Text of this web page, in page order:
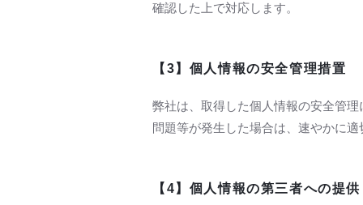
確認した上で対応します。
【3】個人情報の安全管理措置
弊社は、取得した個人情報の安全管
問題等が発生した場合は、速やかに
【4】個人情報の第三者への提供